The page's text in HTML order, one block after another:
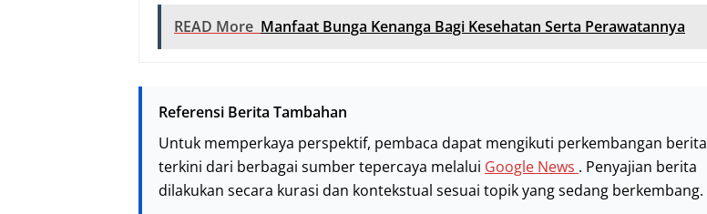
READ More Manfaat Bunga Kenanga Bagi Kesehatan Serta Perawatannya
Referensi Berita Tambahan
Untuk memperkaya perspektif, pembaca dapat mengikuti perkembangan berita
terkini dari berbagai sumber tepercaya melalui Google News . Penyajian berita
dilakukan secara kurasi dan kontekstual sesuai topik yang sedang berkembang.